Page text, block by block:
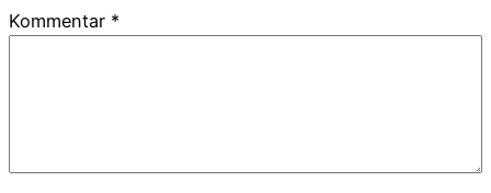
Kommentar *